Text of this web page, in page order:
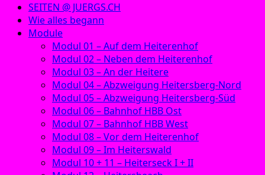
SEITEN @ JUERGS.CH
Wie alles begann
Module
Modul 01 – Auf dem Heiterenhof
Modul 02 – Neben dem Heiterenhof
Modul 03 – An der Heitere
Modul 04 – Abzweigung Heitersberg-Nord
Modul 05 – Abzweigung Heitersberg-Süd
Modul 06 – Bahnhof HBB Ost
Modul 07 – Bahnhof HBB West
Modul 08 – Vor dem Heiterenhof
Modul 09 – Im Heiterswald
Modul 10 + 11 – Heiterseck I + II